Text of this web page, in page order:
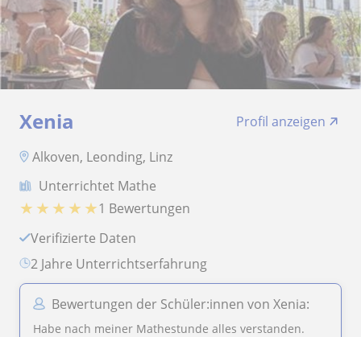
Xenia
Profil anzeigen
Alkoven, Leonding, Linz
Unterrichtet Mathe
★ ★ ★ ★ ★1 Bewertungen
Verifizierte Daten
2 Jahre Unterrichtserfahrung
Bewertungen der Schüler:innen von Xenia:
Habe nach meiner Mathestunde alles verstanden.